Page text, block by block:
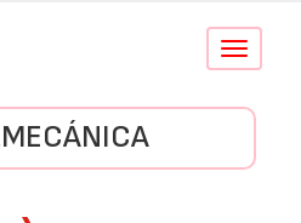
Conmutar